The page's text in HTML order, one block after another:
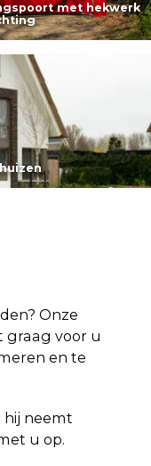
met hekwerk
Onze
graag voor u
en te
neemt
u op.